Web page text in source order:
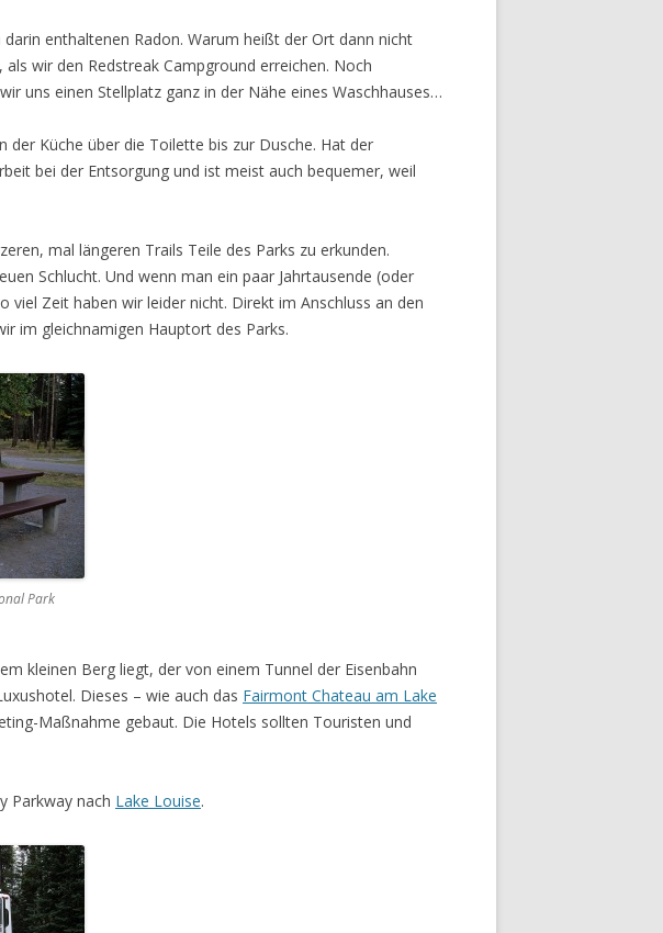
enthaltenen Radon. Warum heißt der Ort dann nicht
wir den Redstreak Campground erreichen. Noch
uns einen Stellplatz ganz in der Nähe eines Waschhauses…
der Küche über die Toilette bis zur Dusche. Hat der
bei der Entsorgung und ist meist auch bequemer, weil
mal längeren Trails Teile des Parks zu erkunden.
Schlucht. Und wenn man ein paar Jahrtausende (oder
viel Zeit haben wir leider nicht. Direkt im Anschluss an den
im gleichnamigen Hauptort des Parks.
Park
kleinen Berg liegt, der von einem Tunnel der Eisenbahn
Dieses – wie auch das Fairmont Chateau am Lake
Maßnahme gebaut. Die Hotels sollten Touristen und
Parkway nach Lake Louise.